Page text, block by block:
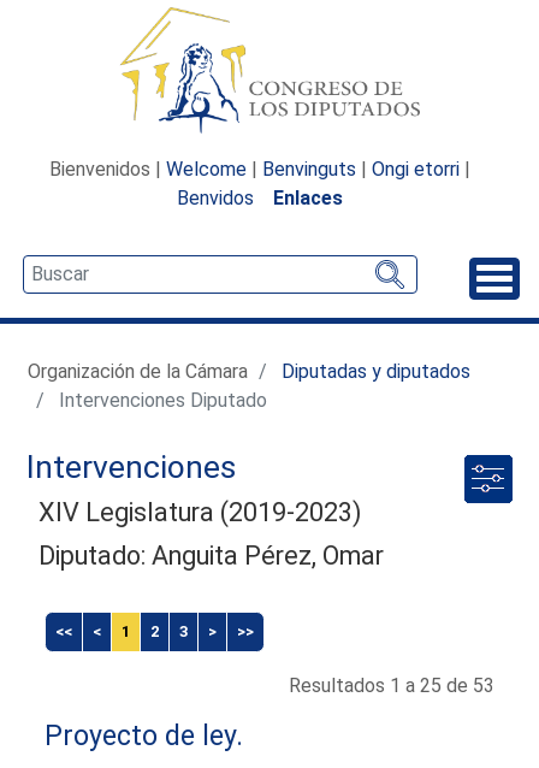
Bienvenidos | Welcome | Benvinguts | Ongi etorri |
Benvidos
Enlaces
Organización de la Cámara
Diputadas y diputados
Intervenciones Diputado
Intervenciones
XIV Legislatura (2019-2023)
Diputado: Anguita Pérez, Omar
<< < 1 2 3 > >>
Resultados 1 a 25 de 53
Proyecto de ley.